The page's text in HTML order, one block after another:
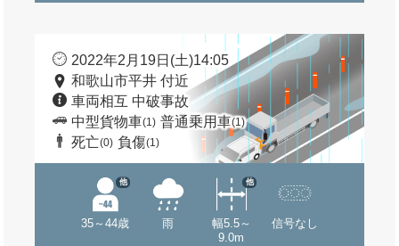
2022年2月19日(土)14:05
和歌山市平井 付近
車両相互 中破事故
中型貨物車(1) 普通乗用車(1)
死亡(0) 負傷(1)
35～44歳
他
雨
幅5.5～
9.0m
他
信号なし